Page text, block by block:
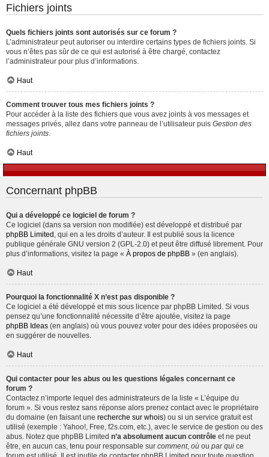
Fichiers joints
Quels fichiers joints sont autorisés sur ce forum ?
L’administrateur peut autoriser ou interdire certains types de fichiers joints. Si
vous n’êtes pas sûr de ce qui est autorisé à être chargé, contactez
l’administrateur pour plus d’informations.
Haut
Comment trouver tous mes fichiers joints ?
Pour accéder à la liste des fichiers que vous avez joints à vos messages et
messages privés, allez dans votre panneau de l’utilisateur puis Gestion des
fichiers joints
Haut
Concernant phpBB
Qui a développé ce logiciel de forum ?
Ce logiciel (dans sa version non modifiée) est développé et distribué par
phpBB Limited , qui en a les droits d’auteur. Il est publié sous la licence
publique générale GNU version 2 (GPL-2.0) et peut être diffusé librement. Pour
plus d’informations, visitez la page « À propos de phpBB » (en anglais).
Haut
Pourquoi la fonctionnalité X n’est pas disponible ?
Ce logiciel a été développé et mis sous licence par phpBB Limited. Si vous
pensez qu’une fonctionnalité nécessite d’être ajoutée, visitez la page
phpBB Ideas (en anglais) où vous pouvez voter pour des idées proposées ou
en suggérer de nouvelles.
Haut
Qui contacter pour les abus ou les questions légales concernant ce
forum ?
Contactez n’importe lequel des administrateurs de la liste « L’équipe du
forum ». Si vous restez sans réponse alors prenez contact avec le propriétaire
du domaine (en faisant une recherche sur whois) ou si un service gratuit est
utilisé (exemple : Yahoo!, Free, f2s.com, etc.), avec le service de gestion ou des
abus. Notez que phpBB Limited n’a absolument aucun contrôle et ne peut
être, en aucun cas, tenu pour responsable sur comment, où ou par qui ce